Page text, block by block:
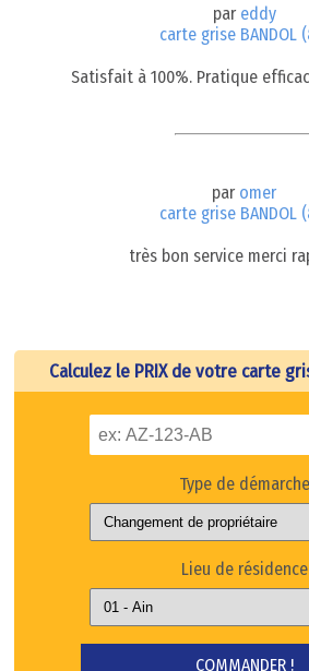
par eddy
carte grise BANDOL
Satisfait à 100%. Pratique
par omer
carte grise BANDOL
très bon service merci
Calculez le PRIX de votre carte
Type de démarche
Lieu de résidence